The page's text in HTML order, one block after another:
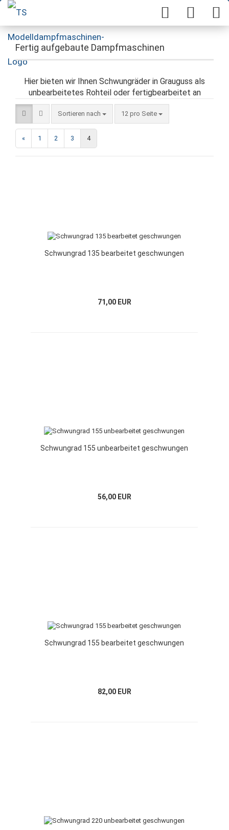
Fertig aufgebaute Dampfmaschinen
Hier bieten wir Ihnen Schwungräder in Grauguss als
unbearbeitetes Rohteil oder fertigbearbeitet an
Sortieren nach 12 pro Seite
« 1 2 3 4
Schwungrad 135 bearbeitet geschwungen
71,00 EUR
Schwungrad 155 unbearbeitet geschwungen
56,00 EUR
Schwungrad 155 bearbeitet geschwungen
82,00 EUR